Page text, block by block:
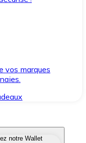
vos marques
notre Wallet